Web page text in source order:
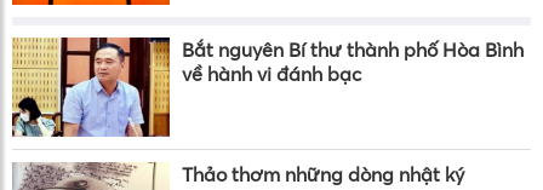
Bắt nguyên Bí thư thành phố Hòa Bình
về hành vi đánh bạc
Thảo thơm những dòng nhật ký